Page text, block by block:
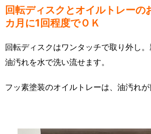
回転ディスクとオイルトレーの
カ月に1回程度でＯＫ
回転ディスクはワンタッチで取り外し
油汚れを水で洗い流せます。
フッ素塗装のオイルトレーは、油汚れが